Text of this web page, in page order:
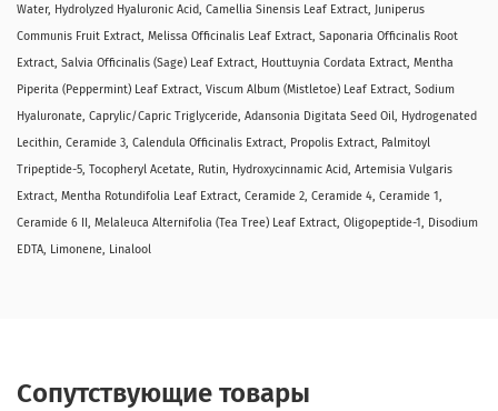
Water, Hydrolyzed Hyaluronic Acid, Camellia Sinensis Leaf Extract, Juniperus
Communis Fruit Extract, Melissa Officinalis Leaf Extract, Saponaria Officinalis Root
Extract, Salvia Officinalis (Sage) Leaf Extract, Houttuynia Cordata Extract, Mentha
Piperita (Peppermint) Leaf Extract, Viscum Album (Mistletoe) Leaf Extract, Sodium
Hyaluronate, Caprylic/​Capric Triglyceride, Adansonia Digitata Seed Oil, Hydrogenated
Lecithin, Ceramide 3, Calendula Officinalis Extract, Propolis Extract, Palmitoyl
Tripeptide-5, Tocopheryl Acetate, Rutin, Hydroxycinnamic Acid, Artemisia Vulgaris
Extract, Mentha Rotundifolia Leaf Extract, Ceramide 2, Ceramide 4, Ceramide 1,
Ceramide 6 II, Melaleuca Alternifolia (Tea Tree) Leaf Extract, Oligopeptide-1, Disodium
EDTA, Limonene, Linalool
Сопутствующие товары